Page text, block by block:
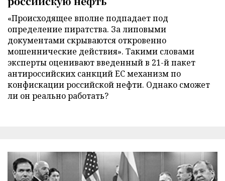
«Происходящее вполне подпадает под
определение пиратства. За липовыми
документами скрываются откровенно
мошеннические действия». Такими словами
эксперты оценивают введенный в 21-й пакет
антироссийских санкций ЕС механизм по
конфискации российской нефти. Однако сможет
ли он реально работать?